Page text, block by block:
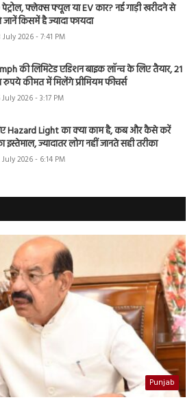
फ्लेक्स फ्यूल या EV कार? नई गाड़ी खरीदने से
किसमें है ज्यादा फायदा
July 2026 - 7:41 PM
की लिमिटेड एडिशन बाइक लॉन्च के लिए तैयार, 21
कीमत में मिलेंगे प्रीमियम फीचर्स
July 2026 - 3:17 PM
Hazard Light का क्या काम है, कब और कैसे करें
इस्तेमाल, ज्यादातर लोग नहीं जानते सही तरीका
July 2026 - 6:14 PM
Punjab